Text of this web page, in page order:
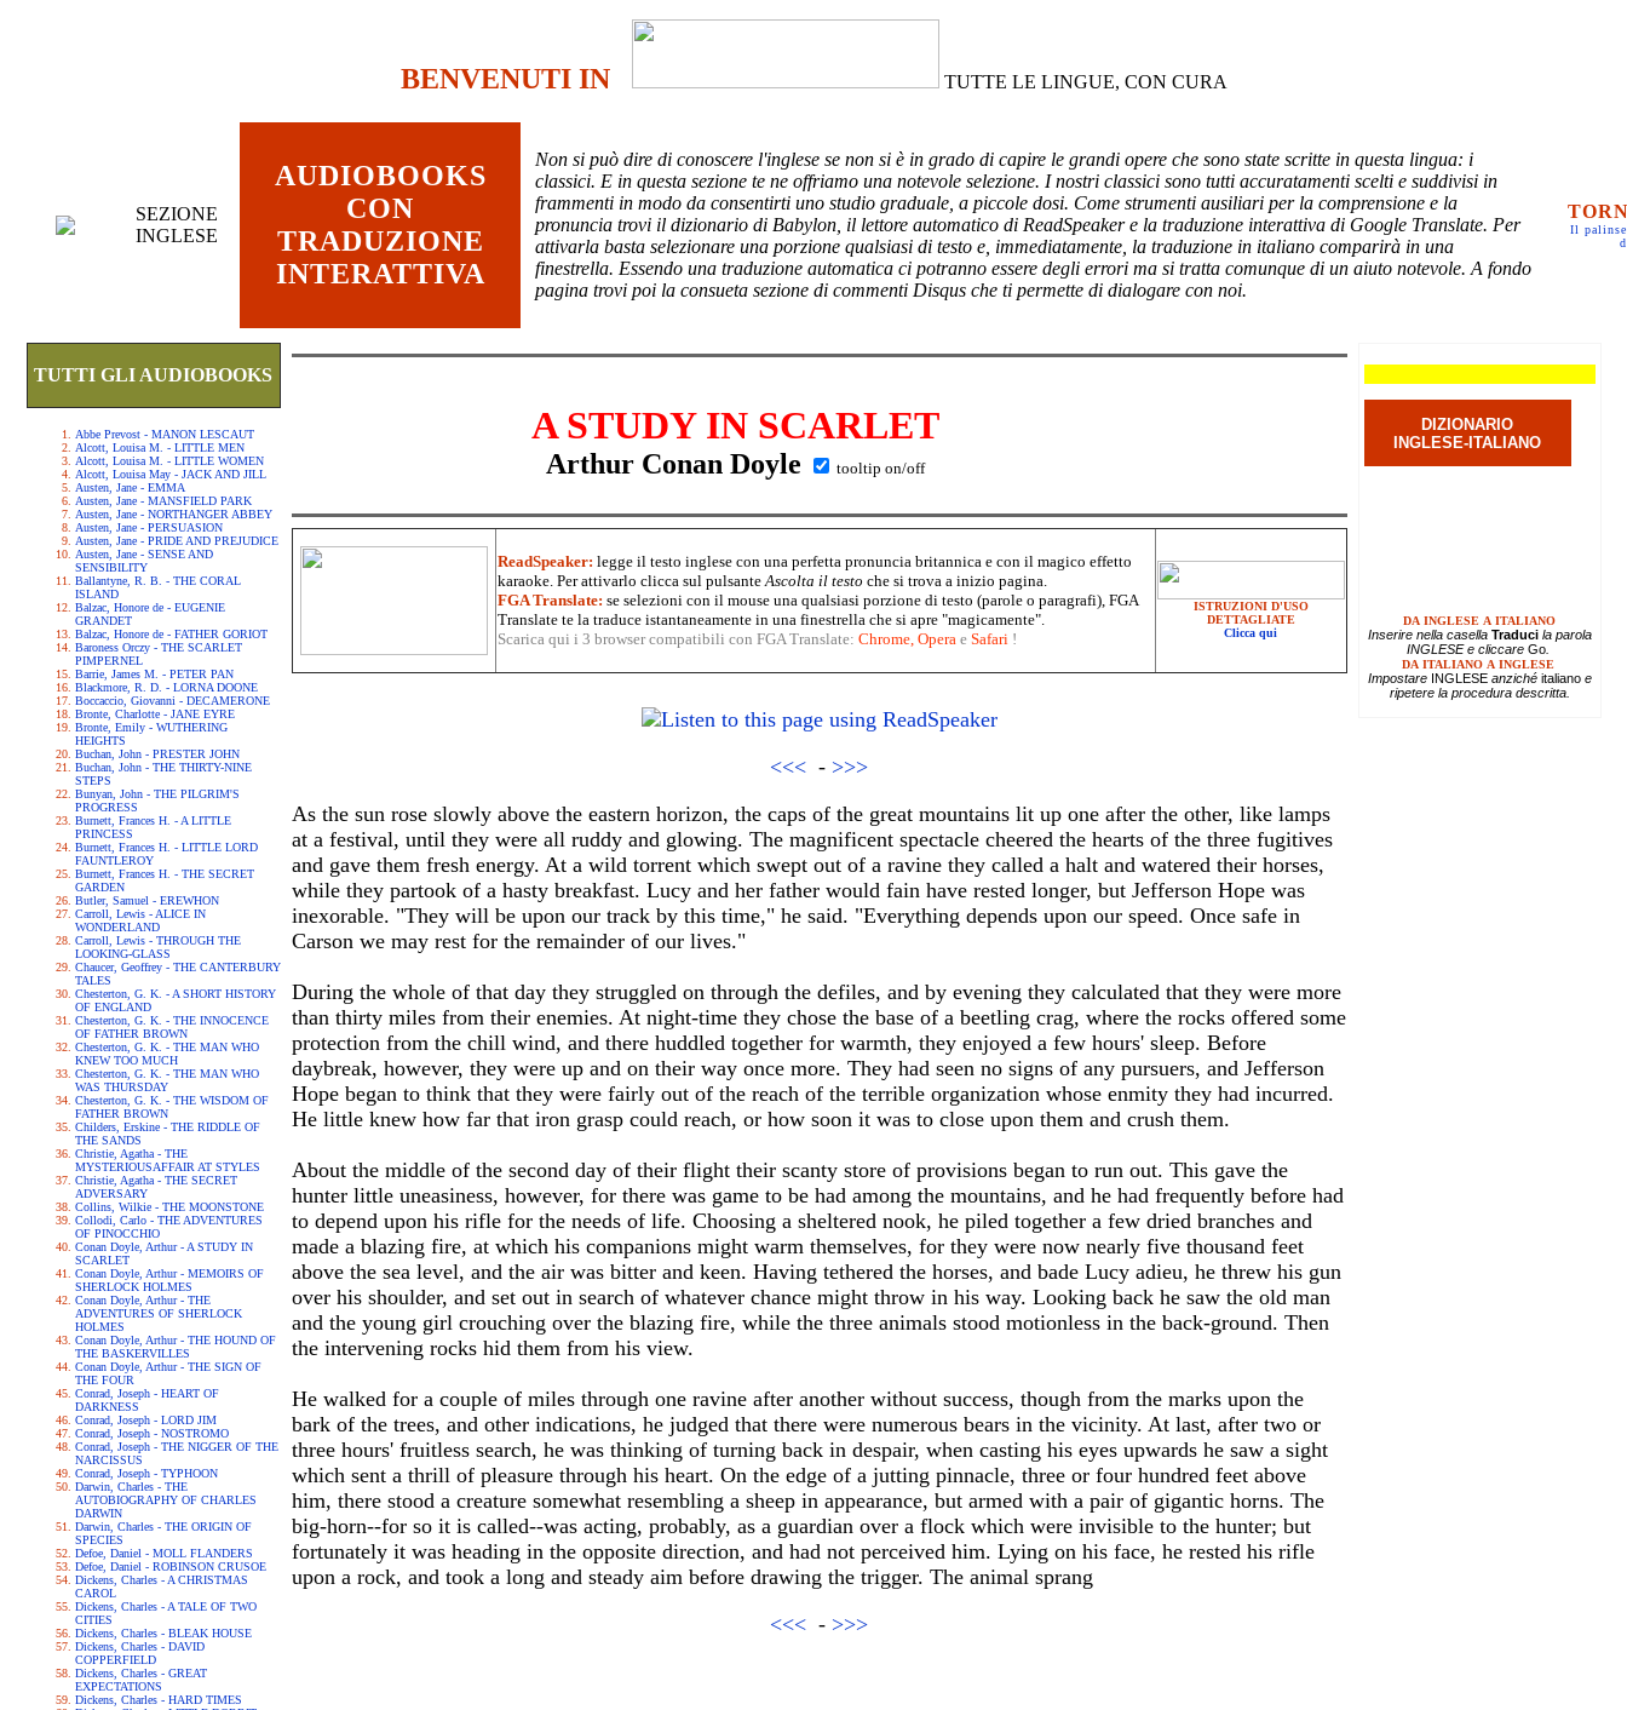
BENVENUTI IN TUTTE LE LINGUE, CON CURA
SEZIONE
INGLESE
AUDIOBOOKS
CON
TRADUZIONE
INTERATTIVA
Non si può dire di conoscere l'inglese se non si è in grado di capire le grandi opere che sono state scritte in questa lingua: i
classici. E in questa sezione te ne offriamo una notevole selezione. I nostri classici sono tutti accuratamenti scelti e suddivisi in
frammenti in modo da consentirti uno studio graduale, a piccole dosi. Come strumenti ausiliari per la comprensione e la
pronuncia trovi il dizionario di Babylon, il lettore automatico di ReadSpeaker e la traduzione interattiva di Google Translate. Per
attivarla basta selezionare una porzione qualsiasi di testo e, immediatamente, la traduzione in italiano comparirà in una
finestrella. Essendo una traduzione automatica ci potranno essere degli errori ma si tratta comunque di un aiuto notevole. A fondo
pagina trovi poi la consueta sezione di commenti Disqus che ti permette di dialogare con noi.
Il
TUTTI GLI AUDIOBOOKS
Abbe Prevost - MANON LESCAUT
Alcott, Louisa M. - LITTLE MEN
Alcott, Louisa M. - LITTLE WOMEN
Alcott, Louisa May - JACK AND JILL
Austen, Jane - EMMA
Austen, Jane - MANSFIELD PARK
Austen, Jane - NORTHANGER ABBEY
Austen, Jane - PERSUASION
Austen, Jane - PRIDE AND PREJUDICE
Austen, Jane - SENSE AND
SENSIBILITY
Ballantyne, R. B. - THE CORAL
ISLAND
Balzac, Honore de - EUGENIE
GRANDET
Balzac, Honore de - FATHER GORIOT
Baroness Orczy - THE SCARLET
PIMPERNEL
Barrie, James M. - PETER PAN
Blackmore, R. D. - LORNA DOONE
Boccaccio, Giovanni - DECAMERONE
Bronte, Charlotte - JANE EYRE
Bronte, Emily - WUTHERING
HEIGHTS
Buchan, John - PRESTER JOHN
Buchan, John - THE THIRTY-NINE
STEPS
Bunyan, John - THE PILGRIM'S
PROGRESS
Burnett, Frances H. - A LITTLE
PRINCESS
Burnett, Frances H. - LITTLE LORD
FAUNTLEROY
Burnett, Frances H. - THE SECRET
GARDEN
Butler, Samuel - EREWHON
Carroll, Lewis - ALICE IN
WONDERLAND
Carroll, Lewis - THROUGH THE
LOOKING-GLASS
Chaucer, Geoffrey - THE CANTERBURY
TALES
Chesterton, G. K. - A SHORT HISTORY
OF ENGLAND
Chesterton, G. K. - THE INNOCENCE
OF FATHER BROWN
Chesterton, G. K. - THE MAN WHO
KNEW TOO MUCH
Chesterton, G. K. - THE MAN WHO
WAS THURSDAY
Chesterton, G. K. - THE WISDOM OF
FATHER BROWN
Childers, Erskine - THE RIDDLE OF
THE SANDS
Christie, Agatha - THE
MYSTERIOUSAFFAIR AT STYLES
Christie, Agatha - THE SECRET
ADVERSARY
Collins, Wilkie - THE MOONSTONE
Collodi, Carlo - THE ADVENTURES
OF PINOCCHIO
Conan Doyle, Arthur - A STUDY IN
SCARLET
Conan Doyle, Arthur - MEMOIRS OF
SHERLOCK HOLMES
Conan Doyle, Arthur - THE
ADVENTURES OF SHERLOCK
HOLMES
Conan Doyle, Arthur - THE HOUND OF
THE BASKERVILLES
Conan Doyle, Arthur - THE SIGN OF
THE FOUR
Conrad, Joseph - HEART OF
DARKNESS
Conrad, Joseph - LORD JIM
Conrad, Joseph - NOSTROMO
Conrad, Joseph - THE NIGGER OF THE
NARCISSUS
Conrad, Joseph - TYPHOON
Darwin, Charles - THE
AUTOBIOGRAPHY OF CHARLES
DARWIN
Darwin, Charles - THE ORIGIN OF
SPECIES
Defoe, Daniel - MOLL FLANDERS
Defoe, Daniel - ROBINSON CRUSOE
Dickens, Charles - A CHRISTMAS
CAROL
Dickens, Charles - A TALE OF TWO
CITIES
Dickens, Charles - BLEAK HOUSE
Dickens, Charles - DAVID
COPPERFIELD
Dickens, Charles - GREAT
EXPECTATIONS
Dickens, Charles - HARD TIMES
A STUDY IN SCARLET
Arthur Conan Doyle tooltip on/off
ReadSpeaker: legge il testo inglese con una perfetta pronuncia britannica e con il magico effetto
karaoke. Per attivarlo clicca sul pulsanteAscolta il testo che si trova a inizio pagina.
FGA Translate: se selezioni con il mouse una qualsiasi porzione di testo (parole o paragrafi), FGA
Translate te la traduce istantaneamente in una finestrella che si apre "magicamente".
Scarica qui i 3 browser compatibili con FGA Translate: Chrome, Operae Safari !
ISTRUZIONI D'USO
DETTAGLIATE
Clicca qui
<<< - >>>
As the sun rose slowly above the eastern horizon, the caps of the great mountains lit up one after the other, like lamps
at a festival, until they were all ruddy and glowing. The magnificent spectacle cheered the hearts of the three fugitives
and gave them fresh energy. At a wild torrent which swept out of a ravine they called a halt and watered their horses,
while they partook of a hasty breakfast. Lucy and her father would fain have rested longer, but Jefferson Hope was
inexorable. "They will be upon our track by this time," he said. "Everything depends upon our speed. Once safe in
Carson we may rest for the remainder of our lives."
During the whole of that day they struggled on through the defiles, and by evening they calculated that they were more
than thirty miles from their enemies. At night-time they chose the base of a beetling crag, where the rocks offered some
protection from the chill wind, and there huddled together for warmth, they enjoyed a few hours' sleep. Before
daybreak, however, they were up and on their way once more. They had seen no signs of any pursuers, and Jefferson
Hope began to think that they were fairly out of the reach of the terrible organization whose enmity they had incurred.
He little knew how far that iron grasp could reach, or how soon it was to close upon them and crush them.
About the middle of the second day of their flight their scanty store of provisions began to run out. This gave the
hunter little uneasiness, however, for there was game to be had among the mountains, and he had frequently before had
to depend upon his rifle for the needs of life. Choosing a sheltered nook, he piled together a few dried branches and
made a blazing fire, at which his companions might warm themselves, for they were now nearly five thousand feet
above the sea level, and the air was bitter and keen. Having tethered the horses, and bade Lucy adieu, he threw his gun
over his shoulder, and set out in search of whatever chance might throw in his way. Looking back he saw the old man
and the young girl crouching over the blazing fire, while the three animals stood motionless in the back-ground. Then
the intervening rocks hid them from his view.
He walked for a couple of miles through one ravine after another without success, though from the marks upon the
bark of the trees, and other indications, he judged that there were numerous bears in the vicinity. At last, after two or
three hours' fruitless search, he was thinking of turning back in despair, when casting his eyes upwards he saw a sight
which sent a thrill of pleasure through his heart. On the edge of a jutting pinnacle, three or four hundred feet above
him, there stood a creature somewhat resembling a sheep in appearance, but armed with a pair of gigantic horns. The
big-horn--for so it is called--was acting, probably, as a guardian over a flock which were invisible to the hunter; but
fortunately it was heading in the opposite direction, and had not perceived him. Lying on his face, he rested his rifle
upon a rock, and took a long and steady aim before drawing the trigger. The animal sprang
<<< - >>>
DIZIONARIO
INGLESE-ITALIANO
DA INGLESE A ITALIANO
Inserire nella casella Traducila parola
INGLESE e cliccare Go.
DA ITALIANO A INGLESE
Impostare INGLESEanziché italianoe
ripetere la procedura descritta.